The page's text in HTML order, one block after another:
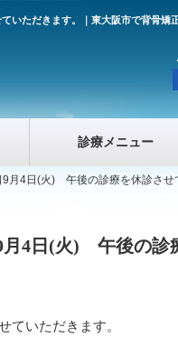
ただきます。｜東大阪市で背骨矯
診療メニュー
4日(火) 午後の診療を休診させ
4日(火) 午後の診
ていただきます。